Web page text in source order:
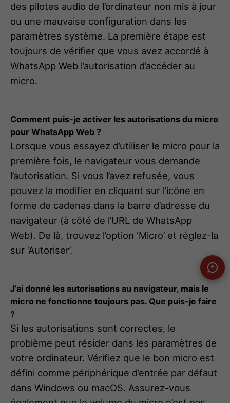
des pilotes audio de l’ordinateur non mis à jour
ou une mauvaise configuration dans les
paramètres système. La première étape est
toujours de vérifier que vous avez accordé à
WhatsApp Web l’autorisation d’accéder au
micro.
Comment puis-je activer les autorisations du micro
pour WhatsApp Web ?
Lorsque vous essayez d’utiliser le micro pour la
première fois, le navigateur vous demande
l’autorisation. Si vous l’avez refusée, vous
pouvez la modifier en cliquant sur l’icône en
forme de cadenas dans la barre d’adresse du
navigateur (à côté de l’URL de WhatsApp
Web). De là, trouvez l’option ‘Micro’ et réglez-la
sur ‘Autoriser’.
J’ai donné les autorisations au navigateur, mais le
micro ne fonctionne toujours pas. Que puis-je faire
?
Si les autorisations sont correctes, le
problème peut résider dans les paramètres de
votre ordinateur. Vérifiez que le bon micro est
défini comme périphérique d’entrée par défaut
dans Windows ou macOS. Assurez-vous